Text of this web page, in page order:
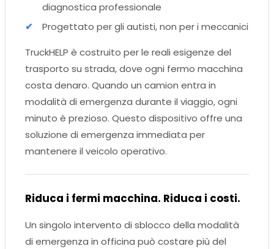
diagnostica professionale
Progettato per gli autisti, non per i meccanici
TruckHELP è costruito per le reali esigenze del
trasporto su strada, dove ogni fermo macchina
costa denaro. Quando un camion entra in
modalità di emergenza durante il viaggio, ogni
minuto è prezioso. Questo dispositivo offre una
soluzione di emergenza immediata per
mantenere il veicolo operativo.
Riduca i fermi macchina. Riduca i costi.
Un singolo intervento di sblocco della modalità
di emergenza in officina può costare più del